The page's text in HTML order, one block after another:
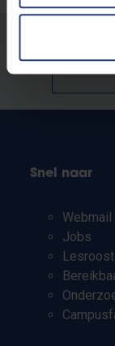
Stond er
Snel naar
Webmail
Jobs